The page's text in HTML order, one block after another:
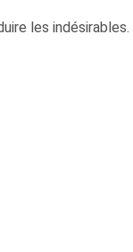
les indésirables.